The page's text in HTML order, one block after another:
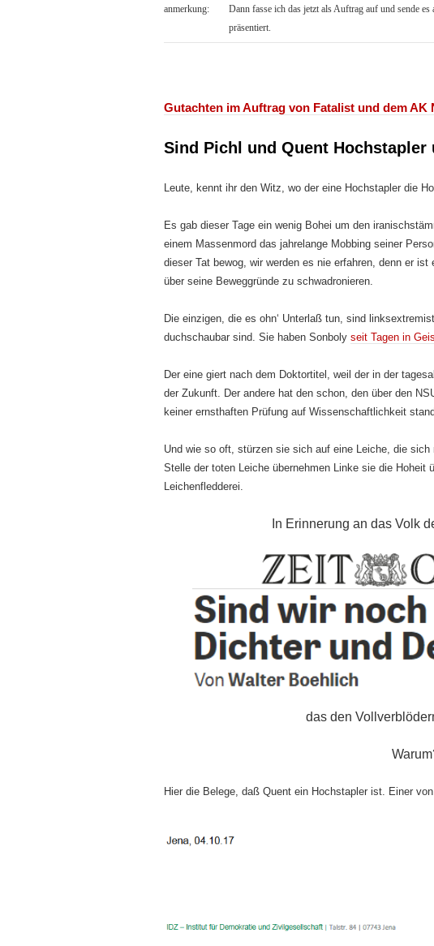
anmerkung:
Dann fasse ich das jetzt als Auftrag auf und sende
präsentiert.
Gutachten im Auftrag von Fatalist und dem AK
Sind Pichl und Quent Hochstapler
Leute, kennt ihr den Witz, wo der eine Hochstapler die
Es gab dieser Tage ein wenig Bohei um den
einem Massenmord das jahrelange Mobbing seiner
dieser Tat bewog, wir werden es nie erfahren, denn er
über seine Beweggründe zu schwadronieren.
Die einzigen, die es ohn‘ Unterlaß tun, sind
duchschaubar sind. Sie haben Sonboly seit Tagen in
Der eine giert nach dem Doktortitel, weil der in der
der Zukunft. Der andere hat den schon, den über den
keiner ernsthaften Prüfung auf Wissenschaftlichkeit
Und wie so oft, stürzen sie sich auf eine Leiche, die
Stelle der toten Leiche übernehmen Linke sie die Hoheit
Leichenfledderei.
In Erinnerung an das Volk
das den
Hier die Belege, daß Quent ein Hochstapler ist. Einer